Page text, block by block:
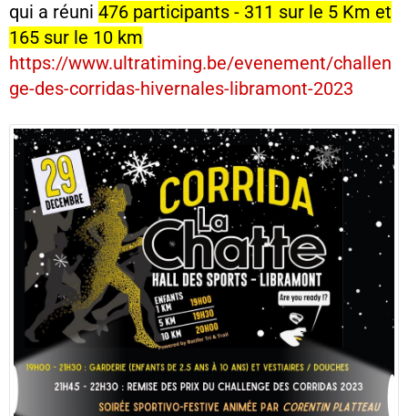
qui a réuni 476 participants - 311 sur le 5 Km et
165 sur le 10 km
https://www.ultratiming.be/evenement/challen
ge-des-corridas-hivernales-libramont-2023